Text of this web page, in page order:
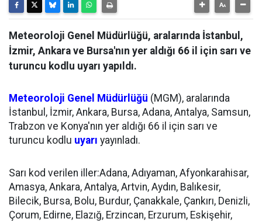
Meteoroloji Genel Müdürlüğü, aralarında İstanbul,
İzmir, Ankara ve Bursa'nın yer aldığı 66 il için sarı ve
turuncu kodlu uyarı yapıldı.
Meteoroloji Genel Müdürlüğü (MGM), aralarında
İstanbul, İzmir, Ankara, Bursa, Adana, Antalya, Samsun,
Trabzon ve Konya'nın yer aldığı 66 il için sarı ve
turuncu kodlu uyarı yayınladı.
Sarı kod verilen iller:Adana, Adıyaman, Afyonkarahisar,
Amasya, Ankara, Antalya, Artvin, Aydın, Balıkesir,
Bilecik, Bursa, Bolu, Burdur, Çanakkale, Çankırı, Denizli,
Çorum, Edirne, Elazığ, Erzincan, Erzurum, Eskişehir,